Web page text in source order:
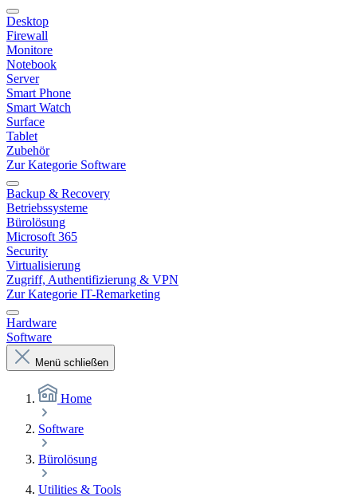
Desktop
Firewall
Monitore
Notebook
Server
Smart Phone
Smart Watch
Surface
Tablet
Zubehör
Zur Kategorie Software
Backup & Recovery
Betriebssysteme
Bürolösung
Microsoft 365
Security
Virtualisierung
Zugriff, Authentifizierung & VPN
Zur Kategorie IT-Remarketing
Hardware
Software
Menü schließen
Home
Software
Bürolösung
Utilities & Tools